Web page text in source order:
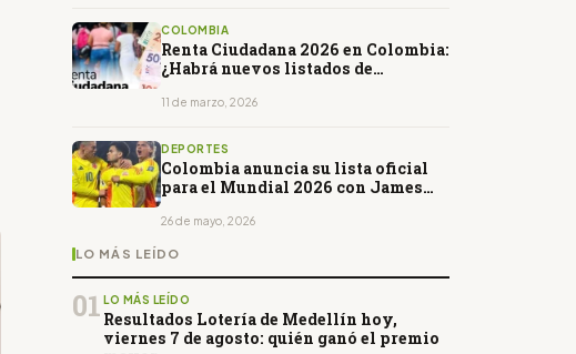
COLOMBIA
Renta Ciudadana 2026 en Colombia:
¿Habrá nuevos listados de
11 de marzo, 2026
DEPORTES
Colombia anuncia su lista oficial
para el Mundial 2026 con James
26 de mayo, 2026
LO MÁS LEÍDO
01 LO MÁS LEÍDO
Resultados Lotería de Medellín hoy,
viernes 7 de agosto: quién ganó el premio